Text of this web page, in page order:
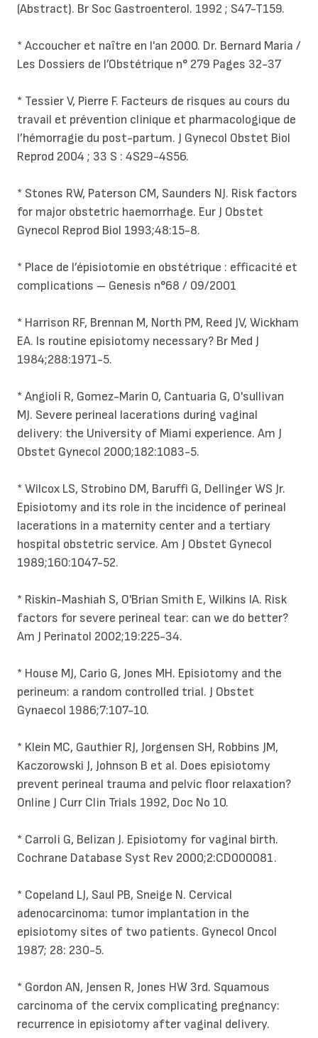
(Abstract). Br Soc Gastroenterol. 1992 ; S47-T159.
* Accoucher et naître en l'an 2000. Dr. Bernard Maria /
Les Dossiers de l’Obstétrique n° 279 Pages 32-37
* Tessier V, Pierre F. Facteurs de risques au cours du
travail et prévention clinique et pharmacologique de
l’hémorragie du post-partum. J Gynecol Obstet Biol
Reprod 2004 ; 33 S : 4S29-4S56.
* Stones RW, Paterson CM, Saunders NJ. Risk factors
for major obstetric haemorrhage. Eur J Obstet
Gynecol Reprod Biol 1993;48:15-8.
* Place de l’épisiotomie en obstétrique : efficacité et
complications – Genesis n°68 / 09/2001
* Harrison RF, Brennan M, North PM, Reed JV, Wickham
EA. Is routine episiotomy necessary? Br Med J
1984;288:1971-5.
* Angioli R, Gomez-Marin O, Cantuaria G, O'sullivan
MJ. Severe perineal lacerations during vaginal
delivery: the University of Miami experience. Am J
Obstet Gynecol 2000;182:1083-5.
* Wilcox LS, Strobino DM, Baruffi G, Dellinger WS Jr.
Episiotomy and its role in the incidence of perineal
lacerations in a maternity center and a tertiary
hospital obstetric service. Am J Obstet Gynecol
1989;160:1047-52.
* Riskin-Mashiah S, O'Brian Smith E, Wilkins IA. Risk
factors for severe perineal tear: can we do better?
Am J Perinatol 2002;19:225-34.
* House MJ, Cario G, Jones MH. Episiotomy and the
perineum: a random controlled trial. J Obstet
Gynaecol 1986;7:107-10.
* Klein MC, Gauthier RJ, Jorgensen SH, Robbins JM,
Kaczorowski J, Johnson B et al. Does episiotomy
prevent perineal trauma and pelvic floor relaxation?
Online J Curr Clin Trials 1992, Doc No 10.
* Carroli G, Belizan J. Episiotomy for vaginal birth.
Cochrane Database Syst Rev 2000;2:CD000081.
* Copeland LJ, Saul PB, Sneige N. Cervical
adenocarcinoma: tumor implantation in the
episiotomy sites of two patients. Gynecol Oncol
1987; 28: 230-5.
* Gordon AN, Jensen R, Jones HW 3rd. Squamous
carcinoma of the cervix complicating pregnancy:
recurrence in episiotomy after vaginal delivery.